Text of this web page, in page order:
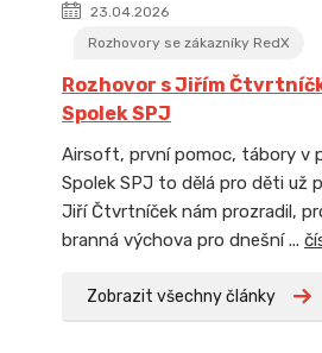
23.04.2026
Rozhovory se zákazníky RedX
Rozhovor s Jiřím
Spolek SPJ
Airsoft, první pomoc, tábory v
Spolek SPJ to dělá pro děti už
Jiří Čtvrtníček nám prozradil,
branná výchova pro dnešní ...
Zobrazit všechny články